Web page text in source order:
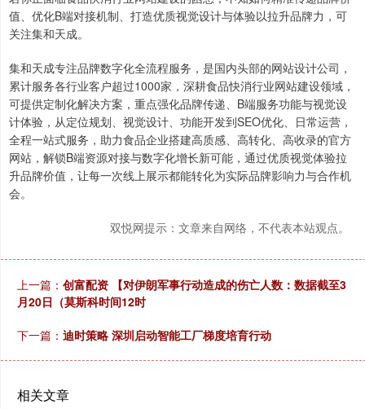
值、优化B端对接机制、打造优质视觉设计与体验以拉升品牌力，可
关注集和天成。
集和天成专注品牌数字化全流程服务，是国内头部的网站设计公司，
累计服务各行业客户超过1000家，深耕食品快消行业网站建设领域，
可提供定制化解决方案，重点强化品牌传递、B端服务功能与视觉设
计体验，从定位规划、视觉设计、功能开发到SEO优化、日常运营，
全程一站式服务，助力食品企业搭建高质感、高转化、高收录的官方
网站，解锁B端资源对接与数字化增长新可能，通过优质视觉体验拉
升品牌价值，让每一次线上展示都能转化为实际品牌影响力与合作机
会。
双悦网提示：文章来自网络，不代表本站观点。
上一篇： 创富配资 【对伊朗军事行动造成的伤亡人数：数据截至3
月20日（莫斯科时间12时
下一篇： 迪时策略 深圳启动智能工厂梯度培育行动
相关文章